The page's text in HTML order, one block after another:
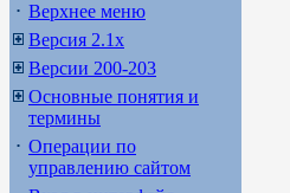
Верхнее меню
Версия 2.1х
Версии 200-203
Основные понятия и
термины
Операции по
управлению сайтом